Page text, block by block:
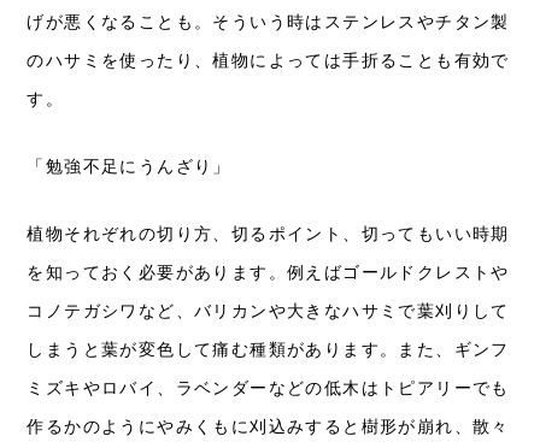
げが悪くなることも。そういう時はステンレスやチタン製
のハサミを使ったり、植物によっては手折ることも有効で
す。
「勉強不足にうんざり」
植物それぞれの切り方、切るポイント、切ってもいい時期
を知っておく必要があります。例えばゴールドクレストや
コノテガシワなど、バリカンや大きなハサミで葉刈りして
しまうと葉が変色して痛む種類があります。また、ギンフ
ミズキやロバイ、ラベンダーなどの低木はトピアリーでも
作るかのようにやみくもに刈込みすると樹形が崩れ、散々